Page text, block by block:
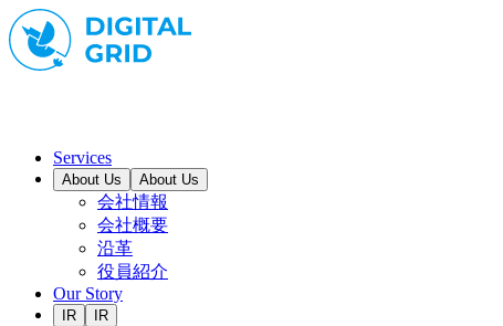
Services
About Us About Us
会社情報
会社概要
沿革
役員紹介
Our Story
IR IR